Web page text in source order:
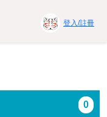
登入/註冊
0